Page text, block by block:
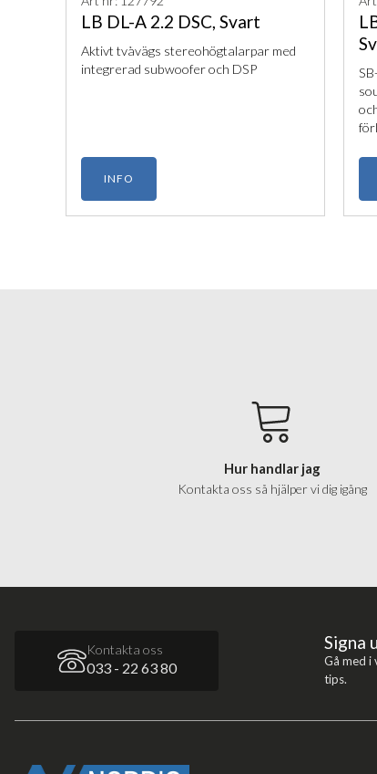
LB DL-A 2.2 DSC, Svart
Aktivt tvåvägs stereohögtalarpar med
integrerad subwoofer och DSP
INFO
Hur handlar jag
Kontakta oss så hjälper vi dig igång
Kontakta oss
033 - 22 63 80
Signa
Gå med i
tips.